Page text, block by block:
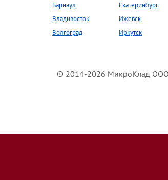
Барнаул
Владивосток
Волгоград
Екатеринбург
Ижевск
Иркутск
© 2014-2026 МикроКлад ООО